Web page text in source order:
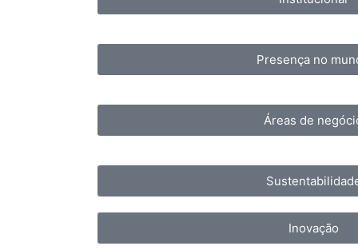
Presença no
Áreas de
Inovação